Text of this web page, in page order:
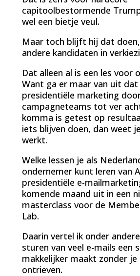
capitoolbestormende
wel een bietje veul.
Maar toch blijft hij dat
andere kandidaten in
Dat alleen al is een les voor
Want ga er maar van uit dat
presidentiële marketing
campagneteams tot ver
komma is getest op
iets blijven doen, dan weet
werkt.
Welke lessen je als
ondernemer kunt leren van
presidentiële e-
komende maand uit in een
masterclass voor de
Lab.
Daarin vertel ik onder
sturen van veel e-mails een
makkelijker maakt zonder
ontrieven.